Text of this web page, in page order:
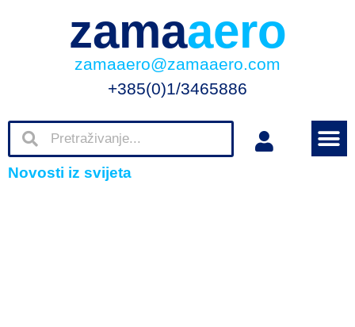
zamaaero
zamaaero@zamaaero.com
+385(0)1/3465886
Novosti iz svijeta